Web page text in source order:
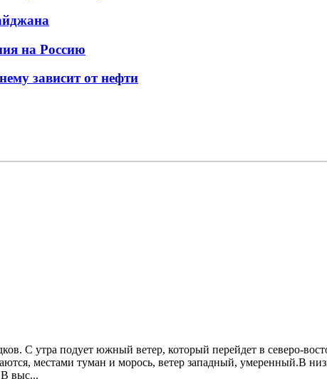
на Россию
зависит от нефти
С утра подует южный ветер, который перейдет в северо-
местами туман и морось, ветер западный, умеренный.В
В выс...